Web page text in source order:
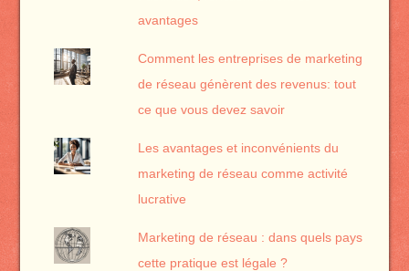
avantages
Comment les entreprises de marketing
de réseau génèrent des revenus: tout
ce que vous devez savoir
Les avantages et inconvénients du
marketing de réseau comme activité
lucrative
Marketing de réseau : dans quels pays
cette pratique est légale ?